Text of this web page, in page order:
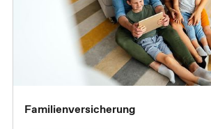
Familienversicherung